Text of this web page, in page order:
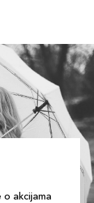
o akcijama